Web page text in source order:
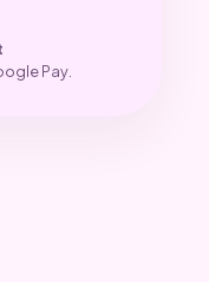
Pay.